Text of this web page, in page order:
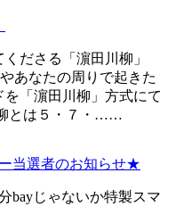
ださる「濵田川柳」
あなたの周りで起きた
を「濵田川柳」方式にて
とは５・７・……
当選者のお知らせ★
bayじゃないか特製スマ